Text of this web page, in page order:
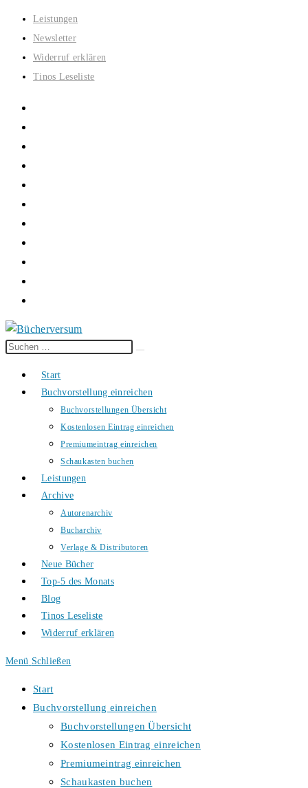
Zum
Inhalt
springen
Leistungen
Newsletter
Widerruf erklären
Tinos Leseliste
Diese
durchsuchen
Start
Buchvorstellung einreichen
Buchvorstellungen Übersicht
Kostenlosen Eintrag einreichen
Premiumeintrag einreichen
Schaukasten buchen
Leistungen
Archive
Autorenarchiv
Bucharchiv
Verlage & Distributoren
Neue Bücher
Top-5 des Monats
Blog
Tinos Leseliste
Widerruf erklären
Menü Schließen
Start
Buchvorstellung einreichen
Buchvorstellungen Übersicht
Kostenlosen Eintrag einreichen
Premiumeintrag einreichen
Schaukasten buchen